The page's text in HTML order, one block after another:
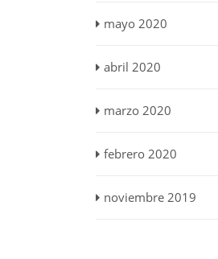
mayo 2020
abril 2020
marzo 2020
febrero 2020
noviembre 2019